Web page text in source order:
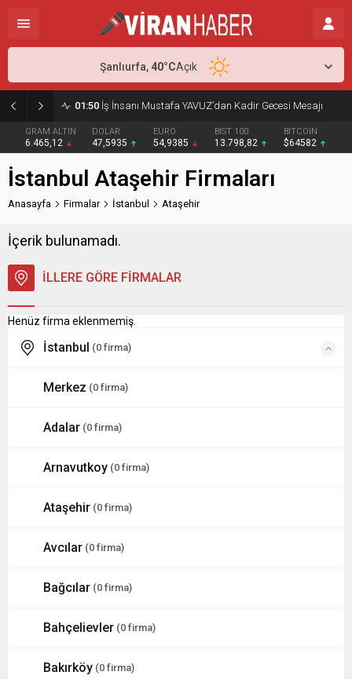
01:50 İş İnsanı Mustafa YAVUZ’dan Kadir Gecesi Mesajı
GRAM ALTIN
6.465,12
DOLAR
47,5935
EURO
54,9385
BIST 100
13.798,82
BITCOIN
$64582
Şanlıurfa, 40°CAçık
İstanbul Ataşehir Firmaları
Anasayfa Firmalar İstanbul Ataşehir
İçerik bulunamadı.
İLLERE GÖRE FİRMALAR
Henüz firma eklenmemiş.
İstanbul (0 firma)
Merkez (0 firma)
Adalar (0 firma)
Arnavutkoy (0 firma)
Ataşehir (0 firma)
Avcılar (0 firma)
Bağcılar (0 firma)
Bahçelievler (0 firma)
Bakırköy (0 firma)